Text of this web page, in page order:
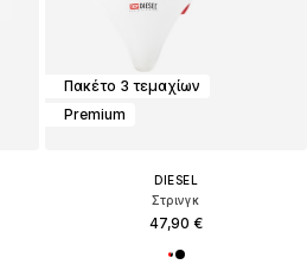
Πακέτο 3 τεμαχίων
Premium
DIESEL
Στρινγκ
47,90 €